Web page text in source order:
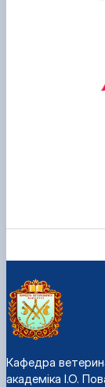
Кафедра
академіка І.О.